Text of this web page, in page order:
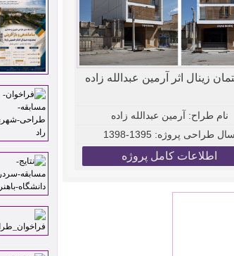
زینال اثر آرمین عبدالله زاده
نام طراح: آرمین عبدالله زاده
سال طراحی پروژه: 1395-1398
اطلاعات کامل پروژه